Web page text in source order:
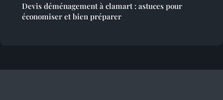
Devis déménagement à clamart : astuces pour
économiser et bien préparer